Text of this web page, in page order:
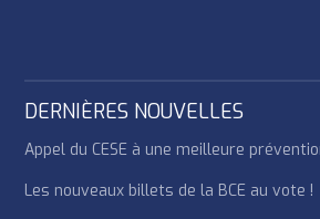
DERNIÈRES NOUVELLES
Appel du CESE à une meilleure
Les nouveaux billets de la BCE au vote !